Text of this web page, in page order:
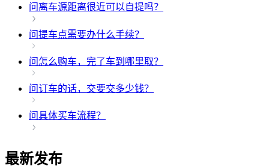
问离车源距离很近可以自提吗？
问提车点需要办什么手续？
问怎么购车，完了车到哪里取？
问订车的话，交要交多少钱？
问具体买车流程？
最新发布